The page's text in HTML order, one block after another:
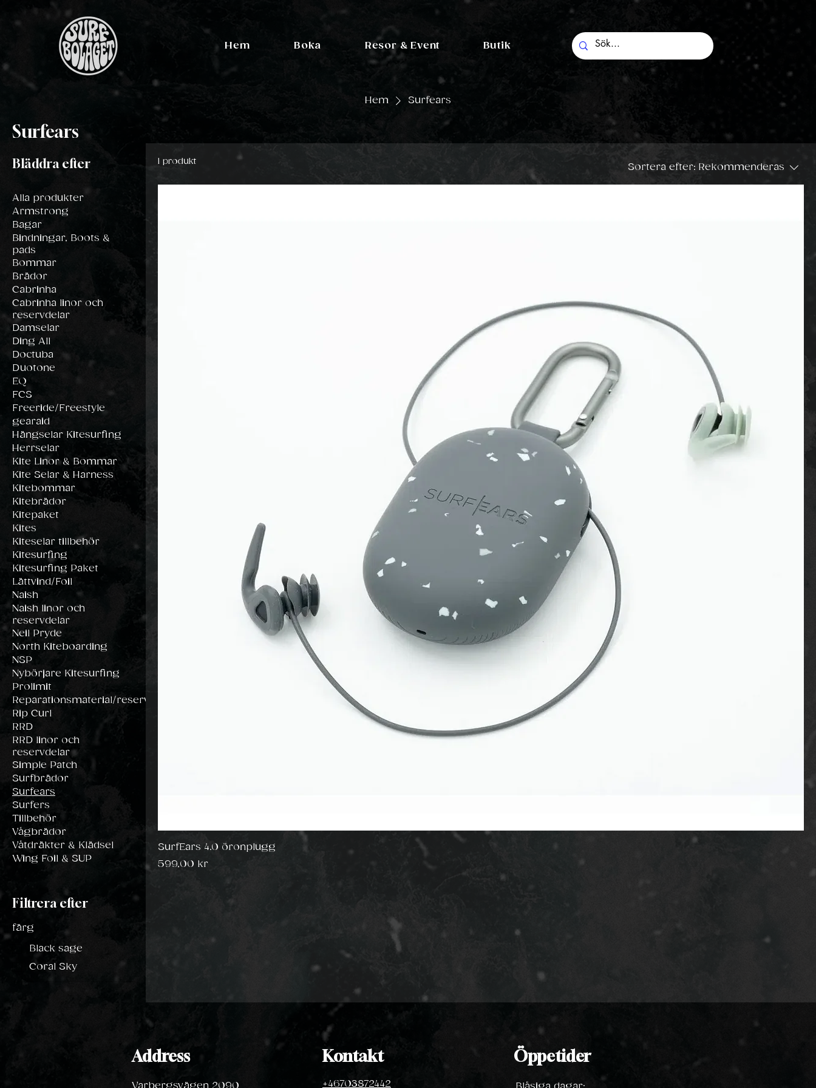
Hem Boka Resor & Event Butik
Hem Surfears
Surfears
Bläddra efter
Alla produkter
Armstrong
Bagar
Bindningar, Boots &
pads
Bommar
Brädor
Cabrinha
Cabrinha linor och
reservdelar
Damselar
Ding All
Doctuba
Duotone
EQ
FCS
Freeride/Freestyle
gearaid
Hängselar Kitesurfing
Herrselar
Kite Linor & Bommar
Kite Selar & Harness
Kitebommar
Kitebrädor
Kitepaket
Kites
Kiteselar tillbehör
Kitesurfing
Kitesurfing Paket
Lättvind/Foil
Naish
Naish linor och
reservdelar
Neil Pryde
North Kiteboarding
NSP
Nybörjare Kitesurfing
Prolimit
Reparationsmaterial/reservdelar
Rip Curl
RRD
RRD linor och
reservdelar
Simple Patch
Surfbrädor
Surfears
Surfers
Tillbehör
Vågbrädor
Våtdräkter & Klädsel
Wing Foil & SUP
Filtrera efter
färg
Black sage
Coral Sky
1 produkt
Sortera efter: Rekommenderas
SurfEars 4.0 öronplugg
Pris
599,00 kr
Address Kontakt
+46703872442
Öppetider